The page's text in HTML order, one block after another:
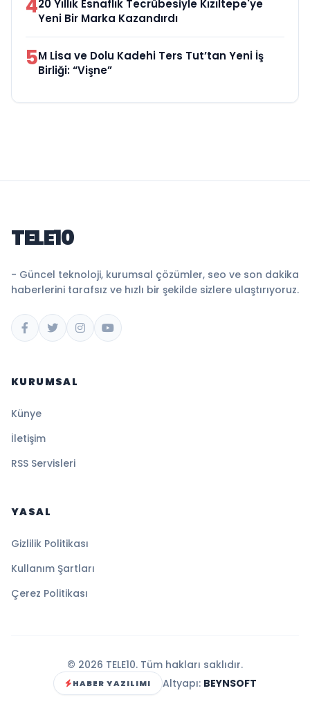
420 Yıllık Esnaflık Tecrübesiyle Kızıltepe'ye
Yeni Bir Marka Kazandırdı
5M Lisa ve Dolu Kadehi Ters Tut’tan Yeni İş
Birliği: “Vişne”
TELE10
- Güncel teknoloji, kurumsal çözümler, seo ve son dakika
haberlerini tarafsız ve hızlı bir şekilde sizlere ulaştırıyoruz.
KURUMSAL
Künye
İletişim
RSS Servisleri
YASAL
Gizlilik Politikası
Kullanım Şartları
Çerez Politikası
© 2026 TELE10. Tüm hakları saklıdır.
HABER YAZILIMI Altyapı: BEYNSOFT